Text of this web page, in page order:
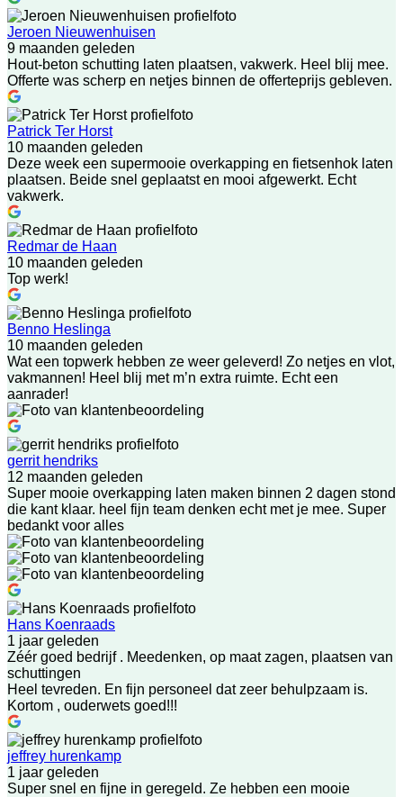
Jeroen Nieuwenhuisen
9 maanden geleden
Hout-beton schutting laten plaatsen, vakwerk. Heel blij mee.
Offerte was scherp en netjes binnen de offerteprijs gebleven.
Patrick Ter Horst
10 maanden geleden
Deze week een supermooie overkapping en fietsenhok laten
plaatsen. Beide snel geplaatst en mooi afgewerkt. Echt
vakwerk.
Redmar de Haan
10 maanden geleden
Top werk!
Benno Heslinga
10 maanden geleden
Wat een topwerk hebben ze weer geleverd! Zo netjes en vlot,
vakmannen! Heel blij met m’n extra ruimte. Echt een
aanrader!
gerrit hendriks
12 maanden geleden
Super mooie overkapping laten maken binnen 2 dagen stond
die kant klaar. heel fijn team denken echt met je mee. Super
bedankt voor alles
Hans Koenraads
1 jaar geleden
Zéér goed bedrijf . Meedenken, op maat zagen, plaatsen van
schuttingen
Heel tevreden. En fijn personeel dat zeer behulpzaam is.
Kortom , ouderwets goed!!!
jeffrey hurenkamp
1 jaar geleden
Super snel en fijne in geregeld. Ze hebben een mooie